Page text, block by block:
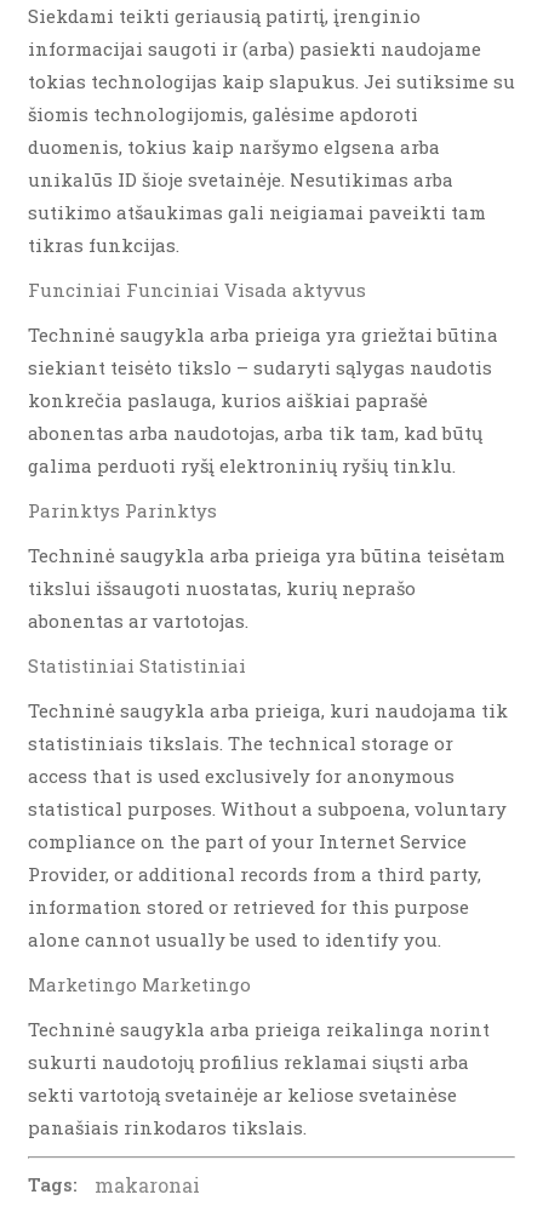
Siekdami teikti geriausią patirtį, įrenginio
informacijai saugoti ir (arba) pasiekti naudojame
tokias technologijas kaip slapukus. Jei sutiksime su
šiomis technologijomis, galėsime apdoroti
duomenis, tokius kaip naršymo elgsena arba
unikalūs ID šioje svetainėje. Nesutikimas arba
sutikimo atšaukimas gali neigiamai paveikti tam
tikras funkcijas.
Funciniai Funciniai Visada aktyvus
Techninė saugykla arba prieiga yra griežtai būtina
siekiant teisėto tikslo – sudaryti sąlygas naudotis
konkrečia paslauga, kurios aiškiai paprašė
abonentas arba naudotojas, arba tik tam, kad būtų
galima perduoti ryšį elektroninių ryšių tinklu.
Parinktys Parinktys
Techninė saugykla arba prieiga yra būtina teisėtam
tikslui išsaugoti nuostatas, kurių neprašo
abonentas ar vartotojas.
Statistiniai Statistiniai
Techninė saugykla arba prieiga, kuri naudojama tik
statistiniais tikslais. The technical storage or
access that is used exclusively for anonymous
statistical purposes. Without a subpoena, voluntary
compliance on the part of your Internet Service
Provider, or additional records from a third party,
information stored or retrieved for this purpose
alone cannot usually be used to identify you.
Marketingo Marketingo
Techninė saugykla arba prieiga reikalinga norint
sukurti naudotojų profilius reklamai siųsti arba
sekti vartotoją svetainėje ar keliose svetainėse
panašiais rinkodaros tikslais.
Tags: makaronai